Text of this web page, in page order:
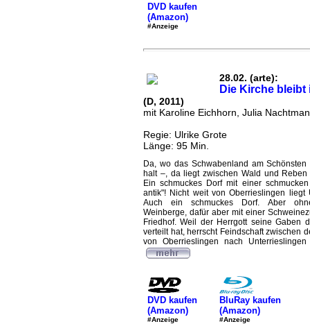
DVD kaufen
(Amazon)
#Anzeige
28.02. (arte):
Die Kirche bleibt
(D, 2011)
mit Karoline Eichhorn, Julia
Regie: Ulrike Grote
Länge: 95 Min.
Da, wo das Schwabenland am
halt –, da liegt zwischen Wald und Reben
Ein schmuckes Dorf mit einer
antik"! Nicht weit von Oberrieslingen liegt
Auch ein schmuckes Dorf. Aber
Weinberge, dafür aber mit einer
Friedhof. Weil der Herrgott seine Gaben
verteilt hat, herrscht Feindschaft zwischen
von Oberrieslingen nach
DVD kaufen
(Amazon)
#Anzeige
BluRay kaufen
(Amazon)
#Anzeige